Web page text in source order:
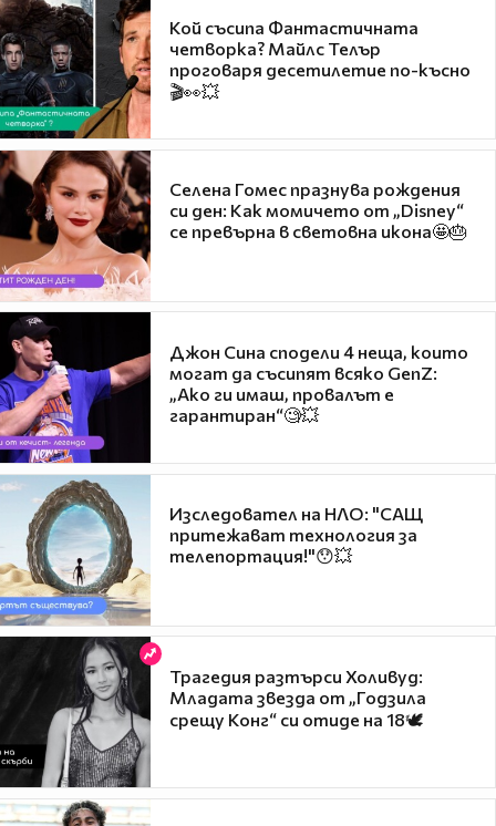
Кой съсипа Фантастичната
четворка? Майлс Телър
проговаря десетилетие по-късно
🎬👀💥
Селена Гомес празнува рождения
си ден: Как момичето от „Disney“
се превърна в световна икона🤩🎂
Джон Сина сподели 4 неща, които
могат да съсипят всяко GenZ:
„Ако ги имаш, провалът е
гарантиран“🧐💥
Изследовател на НЛО: "САЩ
притежават технология за
телепортация!"😯💥
Трагедия разтърси Холивуд:
Младата звезда от „Годзила
срещу Конг“ си отиде на 18🕊️